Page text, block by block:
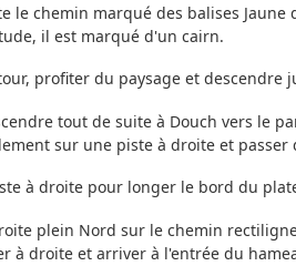
le chemin marqué des balises
il est marqué d'un cairn.
profiter du paysage et descendre
tout de suite à Douch vers le
sur une piste à droite et
à droite pour longer le bord du
plein Nord sur le chemin
à droite et arriver à l'entrée du